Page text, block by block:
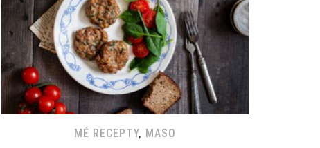
MÉ RECEPTY, MASO